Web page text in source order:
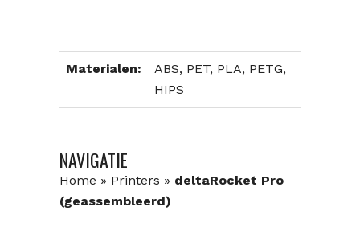
Materialen:
ABS, PET, PLA, PETG,
HIPS
NAVIGATIE
Home » Printers » deltaRocket Pro
(geassembleerd)